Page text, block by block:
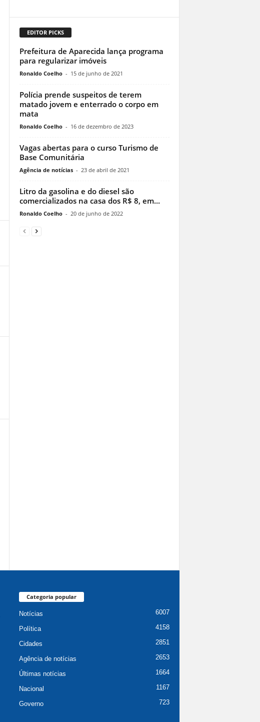
EDITOR PICKS
Prefeitura de Aparecida lança programa
para regularizar imóveis
Ronaldo Coelho - 15 de junho de 2021
Polícia prende suspeitos de terem
matado jovem e enterrado o corpo em
mata
Ronaldo Coelho - 16 de dezembro de 2023
Vagas abertas para o curso Turismo de
Base Comunitária
Agência de notícias - 23 de abril de 2021
Litro da gasolina e do diesel são
comercializados na casa dos R$ 8, em...
Ronaldo Coelho - 20 de junho de 2022
Categoria popular
Notícias 6007
Política 4158
Cidades 2851
Agência de notícias 2653
Últimas notícias 1664
Nacional 1167
Governo 723